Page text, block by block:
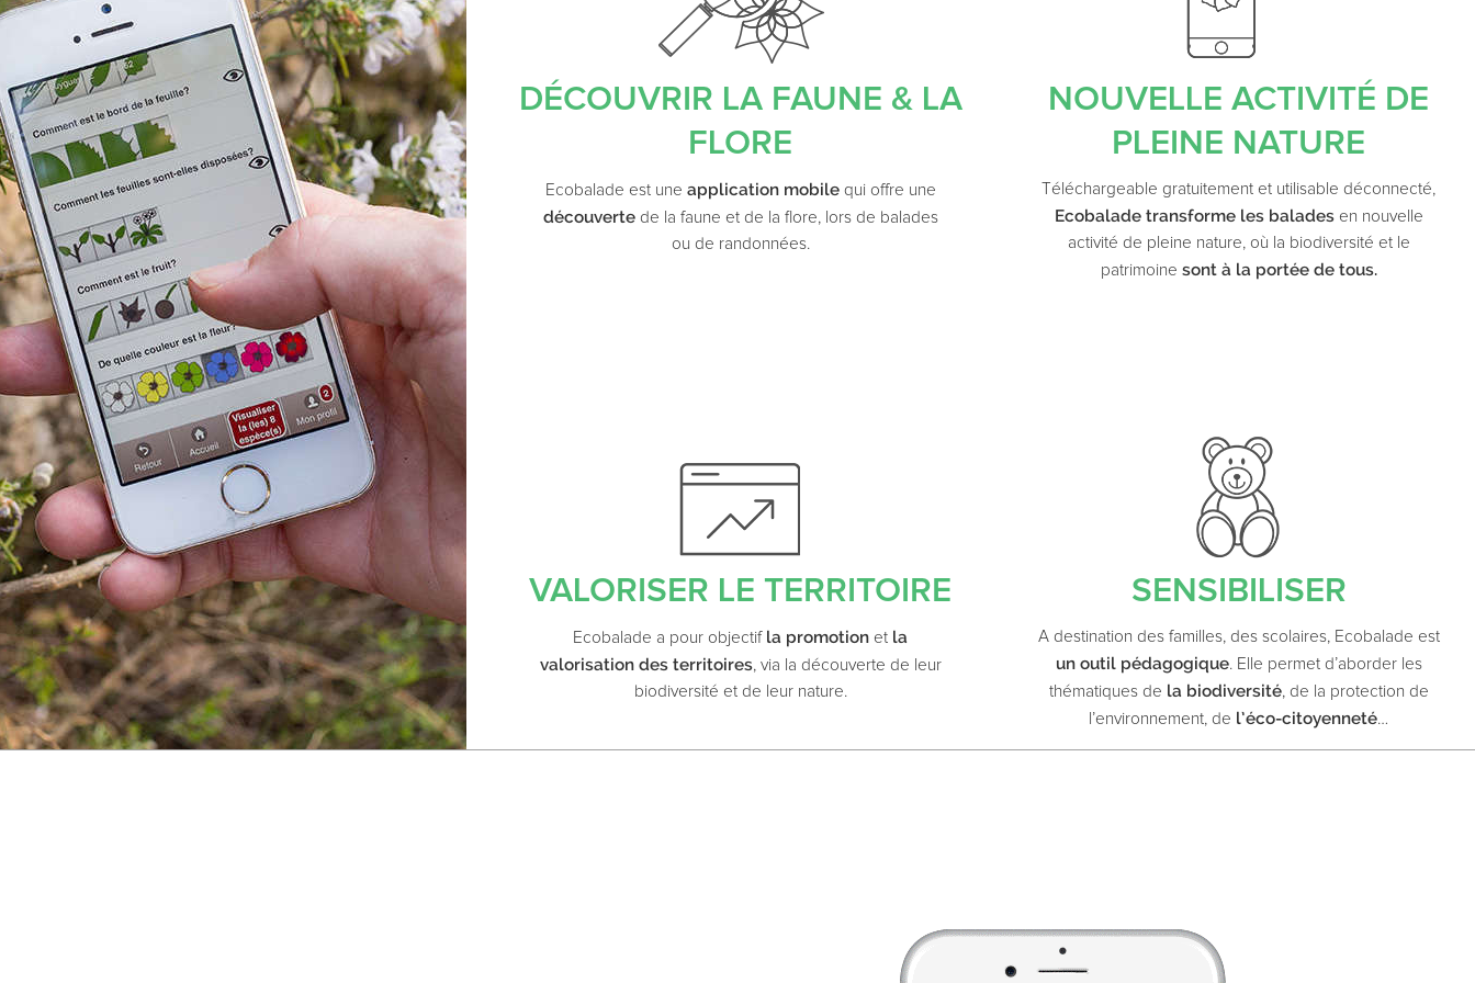
DÉCOUVRIR LA FAUNE & LA
FLORE
Ecobalade est une application mobilequi offre une
découvertede la faune et de la flore, lors de balades
ou de randonnées.
NOUVELLE ACTIVITÉ DE
PLEINE NATURE
Téléchargeable gratuitement et utilisable déconnecté,
Ecobalade transforme les baladesen nouvelle
activité de pleine nature, où la biodiversité et le
patrimoine sont à la portée de tous.
VALORISER LE TERRITOIRE
Ecobalade a pour objectif la promotion et la
valorisation des territoires, via la découverte de leur
biodiversité et de leur nature.
SENSIBILISER
A destination des familles, des scolaires, Ecobalade est
un outil pédagogique. Elle permet d’aborder les
thématiques de la biodiversité, de la protection de
l’environnement, de l’éco-citoyenneté…